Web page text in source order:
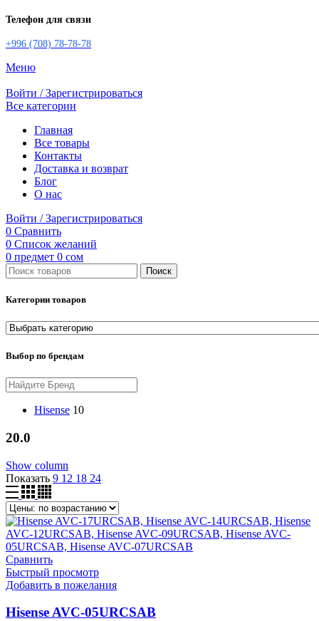
Телефон для связи
+996 (708) 78-78-78
Меню
Войти / Зарегистрироваться
Все категории
Главная
Все товары
Контакты
Доставка и возврат
Блог
О нас
Войти / Зарегистрироваться
0 Сравнить
0 Список желаний
0 предмет 0 сом
Поиск
Категории товаров
Выбор по брендам
Hisense 10
20.0
Show column
Показать 9 12 18 24
Сравнить
Быстрый просмотр
Добавить в пожелания
Hisense AVC-05URCSAB